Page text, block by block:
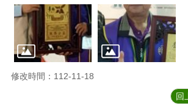
修改時間：112-11-18
回